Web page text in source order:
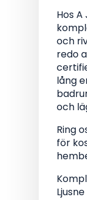
Hos
och
redo
lång
och
Ring
för
Ljusne